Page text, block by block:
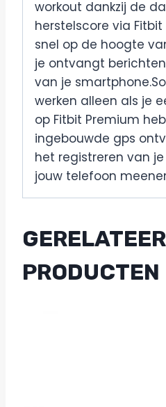
workout dankzij de
herstelscore via
snel op de hoogte
je ontvangt
van je
werken alleen als je
op Fitbit Premium
ingebouwde gps
het registreren van
jouw telefoon
PRODUCTEN